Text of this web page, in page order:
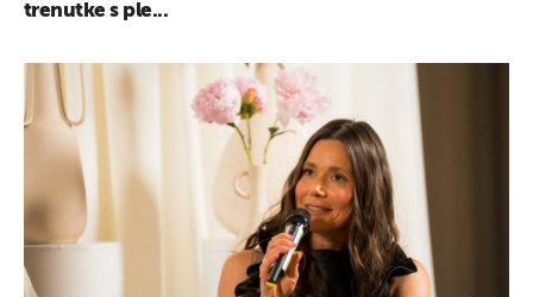
trenutke s ple...